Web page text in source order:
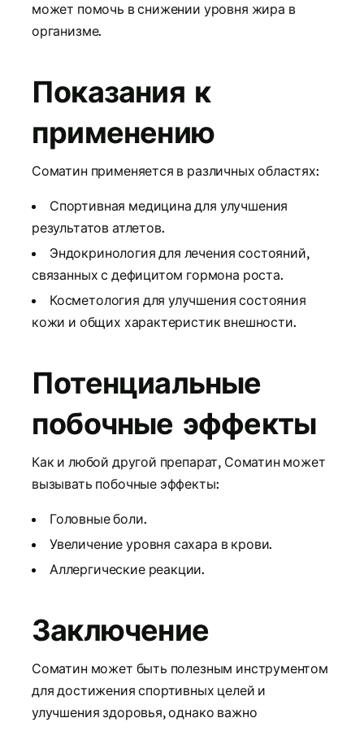
может помочь в снижении уровня жира в
организме.
Показания к
применению
Соматин применяется в различных областях:
Спортивная медицина для улучшения
результатов атлетов.
Эндокринология для лечения состояний,
связанных с дефицитом гормона роста.
Косметология для улучшения состояния
кожи и общих характеристик внешности.
Потенциальные
побочные эффекты
Как и любой другой препарат, Соматин может
вызывать побочные эффекты:
Головные боли.
Увеличение уровня сахара в крови.
Аллергические реакции.
Заключение
Соматин может быть полезным инструментом
для достижения спортивных целей и
улучшения здоровья, однако важно